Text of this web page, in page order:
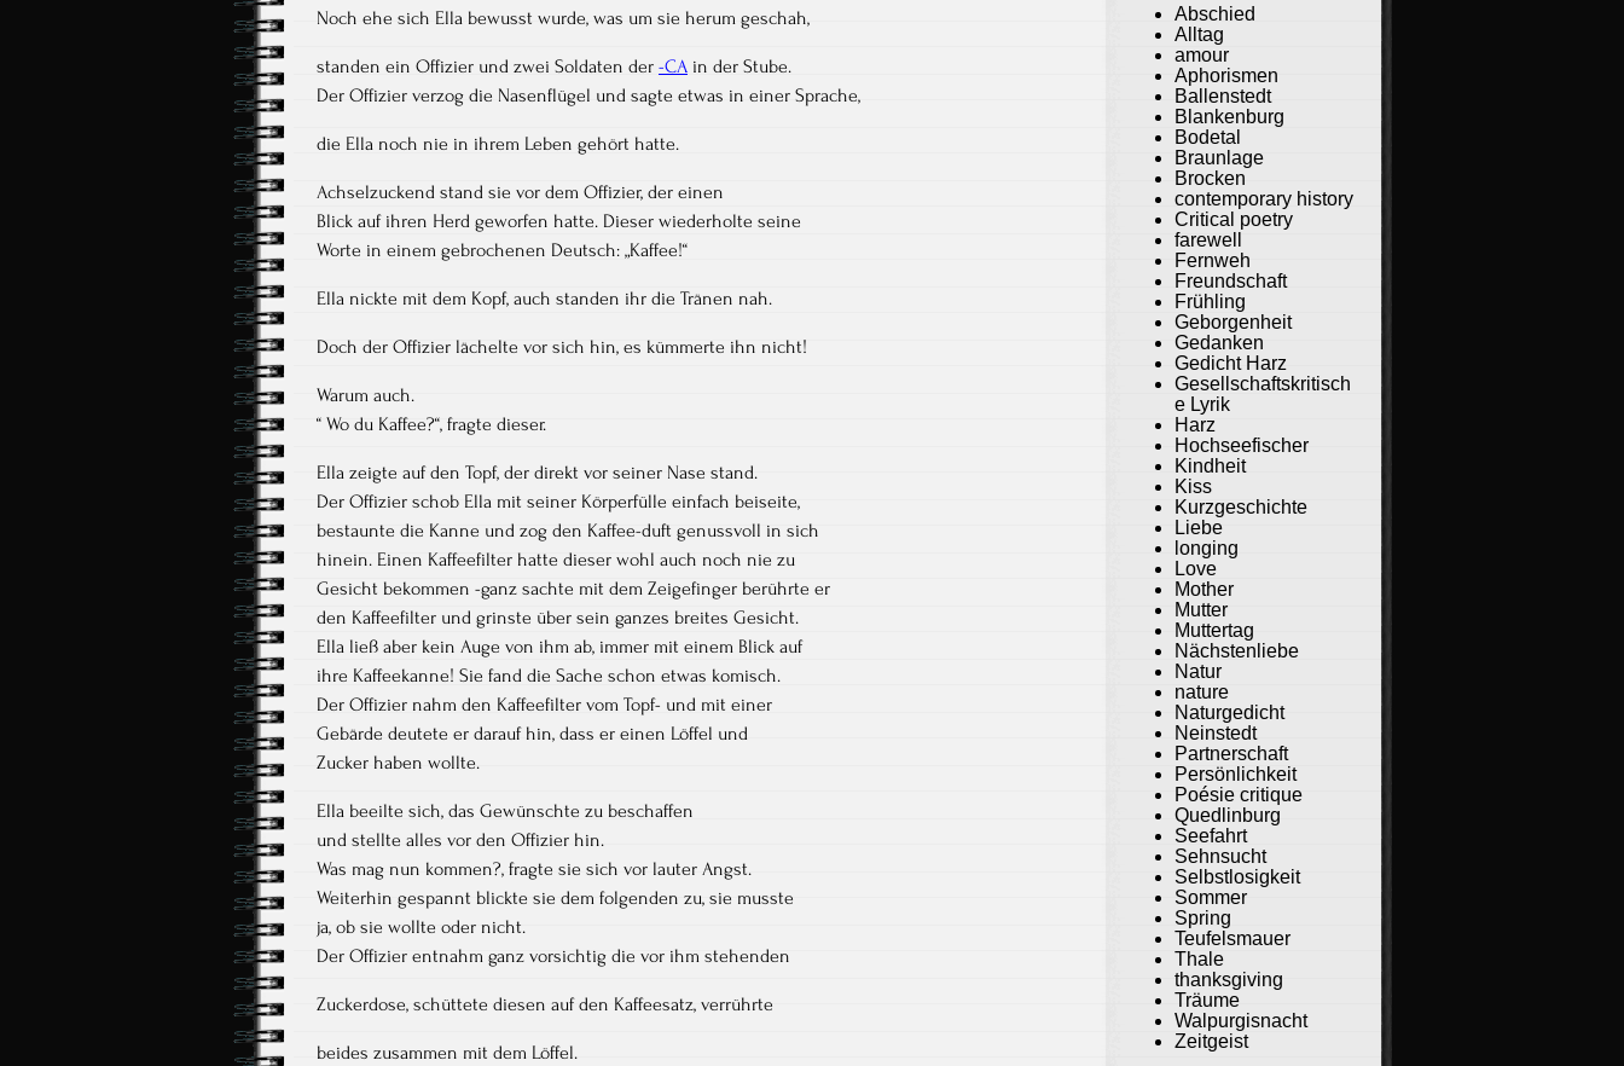
Noch ehe sich Ella bewusst wurde, was um sie herum geschah,
standen ein Offizier und zwei Soldaten der -CA in der Stube.
Der Offizier verzog die Nasenflügel und sagte etwas in einer Sprache,
die Ella noch nie in ihrem Leben gehört hatte.
Achselzuckend stand sie vor dem Offizier, der einen
Blick auf ihren Herd geworfen hatte. Dieser wiederholte seine
Worte in einem gebrochenen Deutsch: „Kaffee!“
Ella nickte mit dem Kopf, auch standen ihr die Tränen nah.
Doch der Offizier lächelte vor sich hin, es kümmerte ihn nicht!
Warum auch.
“ Wo du Kaffee?“, fragte dieser.
Ella zeigte auf den Topf, der direkt vor seiner Nase stand.
Der Offizier schob Ella mit seiner Körperfülle einfach beiseite,
bestaunte die Kanne und zog den Kaffee-duft genussvoll in sich
hinein. Einen Kaffeefilter hatte dieser wohl auch noch nie zu
Gesicht bekommen -ganz sachte mit dem Zeigefinger berührte er
den Kaffeefilter und grinste über sein ganzes breites Gesicht.
Ella ließ aber kein Auge von ihm ab, immer mit einem Blick auf
ihre Kaffeekanne! Sie fand die Sache schon etwas komisch.
Der Offizier nahm den Kaffeefilter vom Topf- und mit einer
Gebärde deutete er darauf hin, dass er einen Löffel und
Zucker haben wollte.
Ella beeilte sich, das Gewünschte zu beschaffen
und stellte alles vor den Offizier hin.
Was mag nun kommen?, fragte sie sich vor lauter Angst.
Weiterhin gespannt blickte sie dem folgenden zu, sie musste
ja, ob sie wollte oder nicht.
Der Offizier entnahm ganz vorsichtig die vor ihm stehenden
Zuckerdose, schüttete diesen auf den Kaffeesatz, verrührte
beides zusammen mit dem Löffel.
Abschied
Alltag
amour
Aphorismen
Ballenstedt
Blankenburg
Bodetal
Braunlage
Brocken
contemporary history
Critical poetry
farewell
Fernweh
Freundschaft
Frühling
Geborgenheit
Gedanken
Gedicht Harz
Gesellschaftskritisch
e Lyrik
Harz
Hochseefischer
Kindheit
Kiss
Kurzgeschichte
Liebe
longing
Love
Mother
Mutter
Muttertag
Nächstenliebe
Natur
nature
Naturgedicht
Neinstedt
Partnerschaft
Persönlichkeit
Poésie critique
Quedlinburg
Seefahrt
Sehnsucht
Selbstlosigkeit
Sommer
Spring
Teufelsmauer
Thale
thanksgiving
Träume
Walpurgisnacht
Zeitgeist